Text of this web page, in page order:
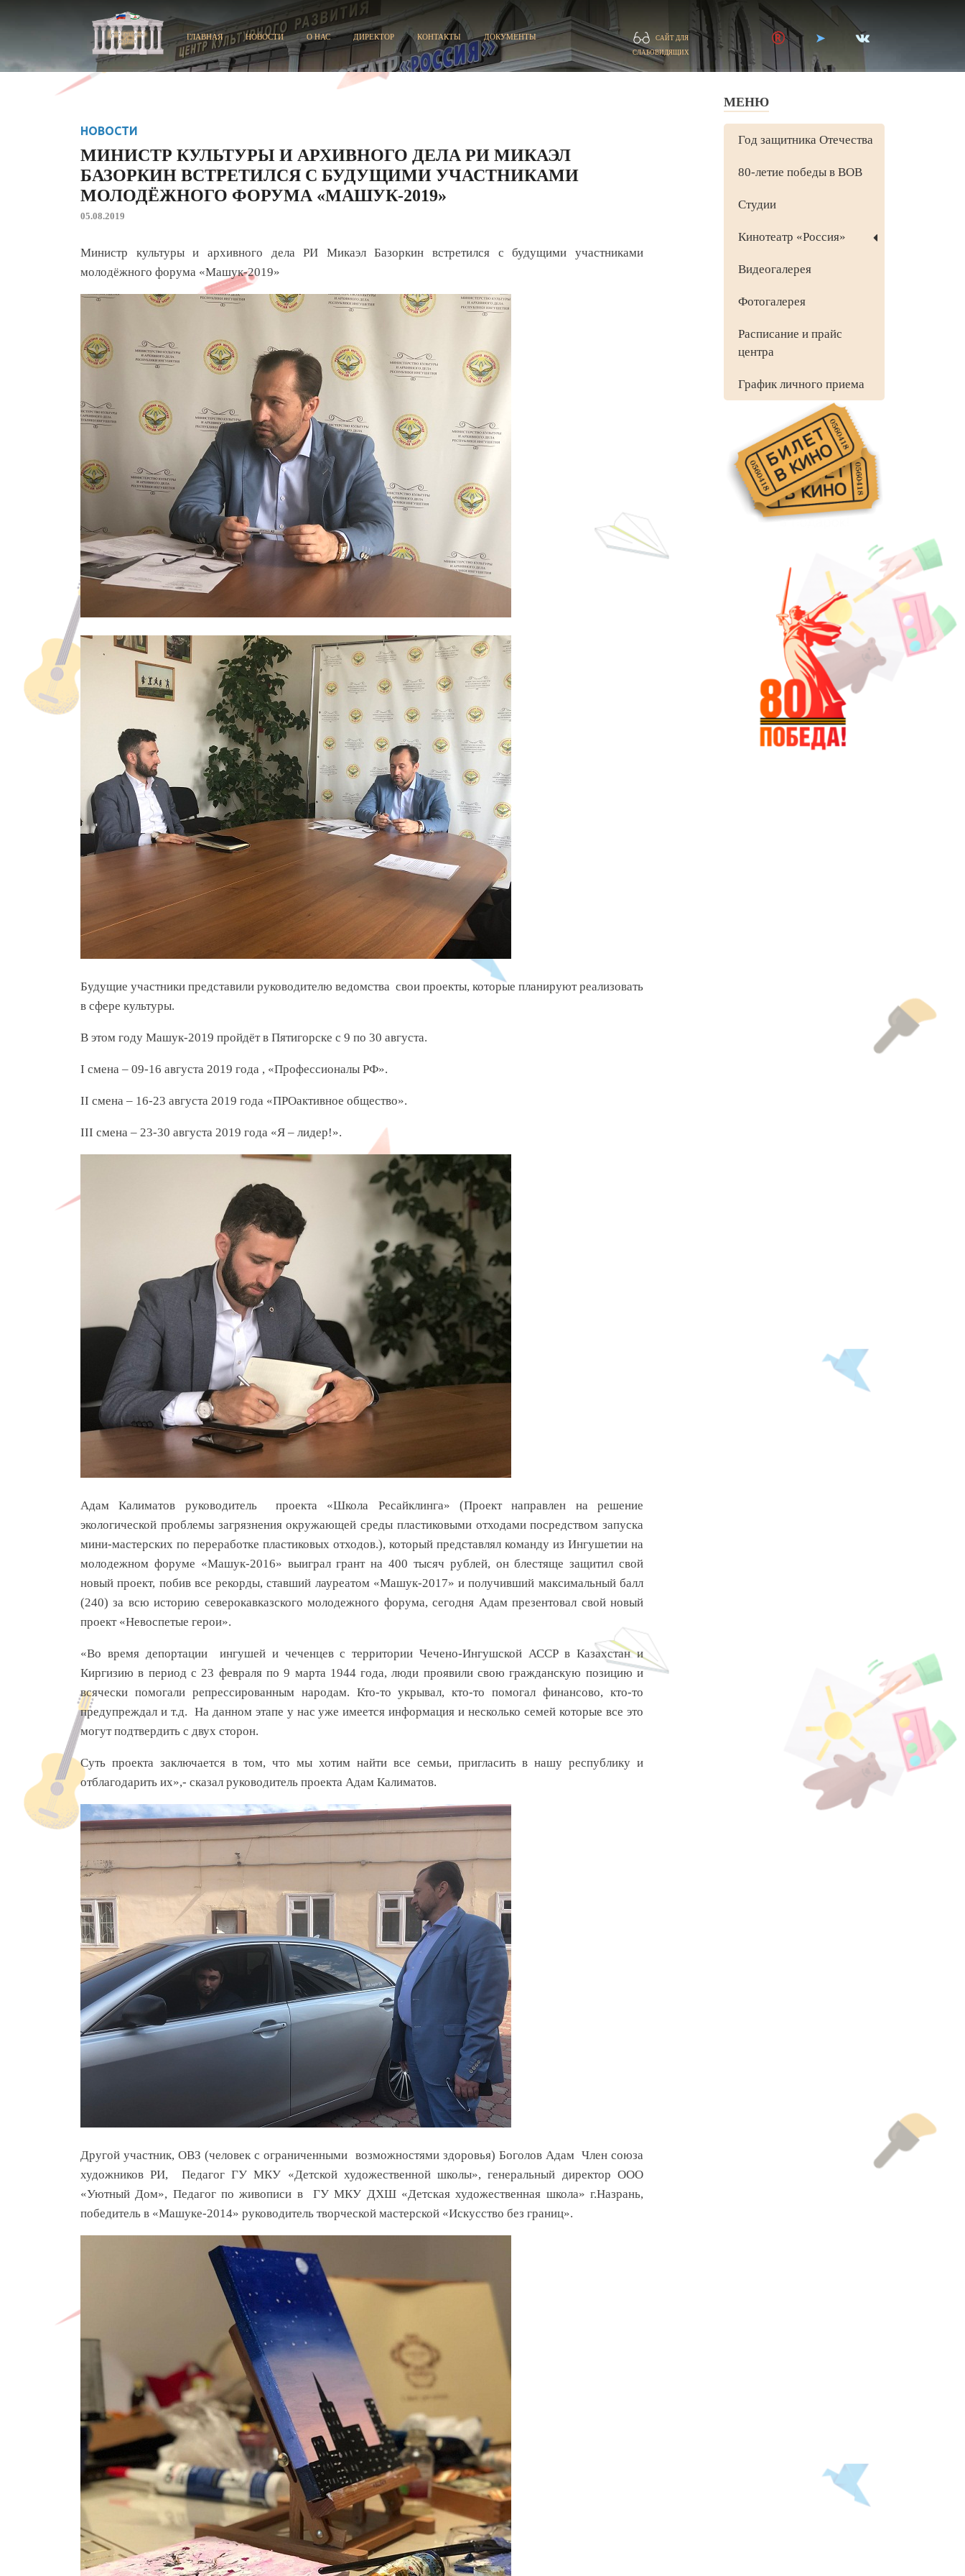
САЙТ ДЛЯ
СЛАБОВИДЯЩИХ
ГЛАВНАЯ НОВОСТИ О НАС ДИРЕКТОР КОНТАКТЫ ДОКУМЕНТЫ
НОВОСТИ
МИНИСТР КУЛЬТУРЫ И АРХИВНОГО ДЕЛА РИ МИКАЭЛ
БАЗОРКИН ВСТРЕТИЛСЯ С БУДУЩИМИ УЧАСТНИКАМИ
МОЛОДЁЖНОГО ФОРУМА «МАШУК-2019»
05.08.2019
Министр культуры и архивного дела РИ Микаэл Базоркин встретился с будущими участниками
молодёжного форума «Машук-2019»
Будущие участники представили руководителю ведомства свои проекты, которые планируют реализовать
в сфере культуры.
В этом году Машук-2019 пройдёт в Пятигорске с 9 по 30 августа.
I смена – 09-16 августа 2019 года , «Профессионалы РФ».
II смена – 16-23 августа 2019 года «ПРОактивное общество».
III смена – 23-30 августа 2019 года «Я – лидер!».
Адам Калиматов руководитель проекта «Школа Ресайклинга» (Проект направлен на решение
экологической проблемы загрязнения окружающей среды пластиковыми отходами посредством запуска
мини-мастерских по переработке пластиковых отходов.), который представлял команду из Ингушетии на
молодежном форуме «Машук-2016» выиграл грант на 400 тысяч рублей, он блестяще защитил свой
новый проект, побив все рекорды, ставший лауреатом «Машук-2017» и получивший максимальный балл
(240) за всю историю северокавказского молодежного форума, сегодня Адам презентовал свой новый
проект «Невоспетые герои».
«Во время депортации ингушей и чеченцев с территории Чечено-Ингушской АССР в Казахстан и
Киргизию в период с 23 февраля по 9 марта 1944 года, люди проявили свою гражданскую позицию и
всячески помогали репрессированным народам. Кто-то укрывал, кто-то помогал финансово, кто-то
предупреждал и т.д. На данном этапе у нас уже имеется информация и несколько семей которые все это
могут подтвердить с двух сторон.
Суть проекта заключается в том, что мы хотим найти все семьи, пригласить в нашу республику и
отблагодарить их»,- сказал руководитель проекта Адам Калиматов.
Другой участник, ОВЗ (человек с ограниченными возможностями здоровья) Боголов Адам Член союза
художников РИ, Педагог ГУ МКУ «Детской художественной школы», генеральный директор ООО
«Уютный Дом», Педагог по живописи в ГУ МКУ ДХШ «Детская художественная школа» г.Назрань,
победитель в «Машуке-2014» руководитель творческой мастерской «Искусство без границ».
МЕНЮ
Год защитника Отечества
80-летие победы в ВОВ
Студии
Кинотеатр «Россия»
Видеогалерея
Фотогалерея
Расписание и прайс
центра
График личного приема